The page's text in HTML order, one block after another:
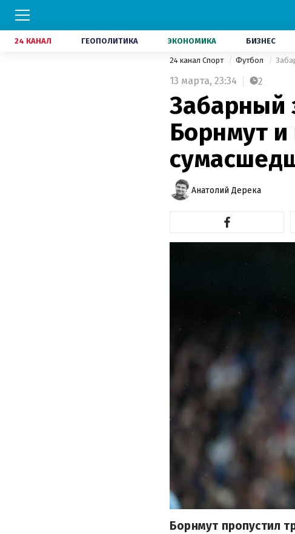
24 КАНАЛ ГЕОПОЛИТИКА ЭКОНОМИКА БИЗНЕС
24 канал Спорт Футбол
13 марта, 23:34 2
Забарный
Борнмут и
Анатолий Дерека
Борнмут пропустил